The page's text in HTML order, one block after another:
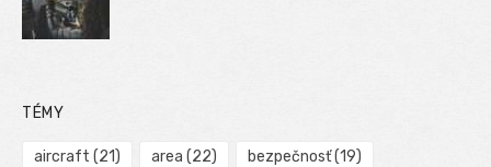
TÉMY
aircraft (21) area (22) bezpečnosť(19)